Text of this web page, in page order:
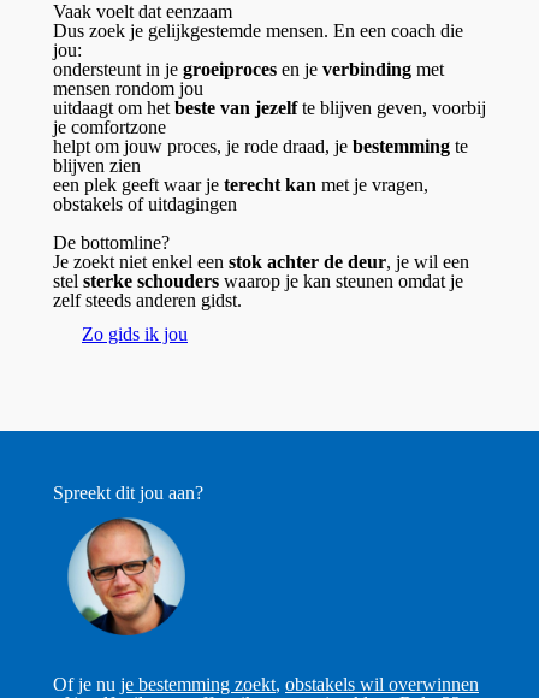
Vaak voelt dat eenzaam
Dus zoek je gelijkgestemde mensen. En een coach die
jou:
ondersteunt in je groeiproces en je verbinding met
mensen rondom jou
uitdaagt om het beste van jezelfte blijven geven, voorbij
je comfortzone
helpt om jouw proces, je rode draad, je bestemming te
blijven zien
een plek geeft waar je terecht kan met je vragen,
obstakels of uitdagingen
De bottomline?
Je zoekt niet enkel een stok achter de deur, je wil een
stel sterke schouders waarop je kan steunen omdat je
zelf steeds anderen gidst.
Zo gids ik jou
Spreekt dit jou aan?
Of je nu je bestemming zoekt, obstakels wil overwinnen